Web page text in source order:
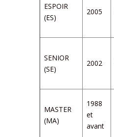
ESPOIR
(ES)
2005
SENIOR
(SE)
2002
MASTER
(MA)
1988
et
avant